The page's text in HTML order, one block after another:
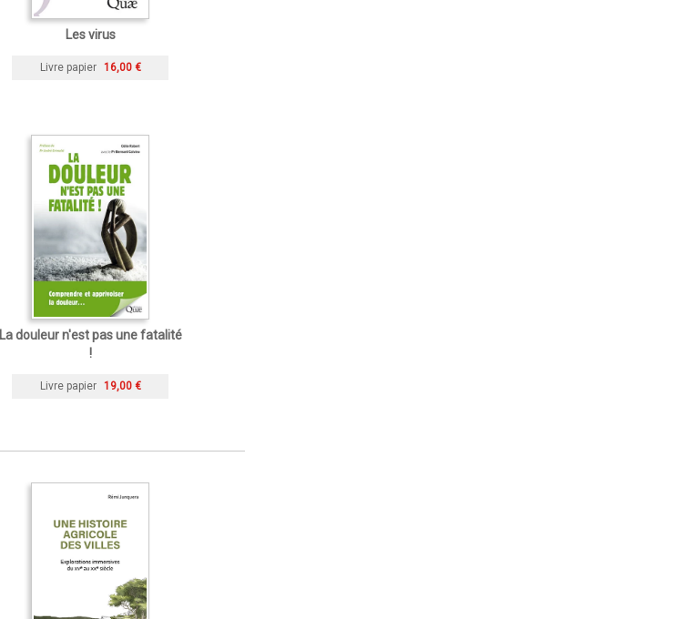
Les virus
Livre papier 16,00 €
La douleur n'est pas une fatalité
!
Livre papier 19,00 €